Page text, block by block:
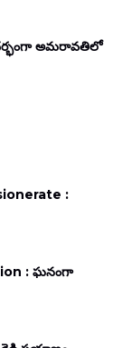
అమరావతిలో
:
: ఘనంగా